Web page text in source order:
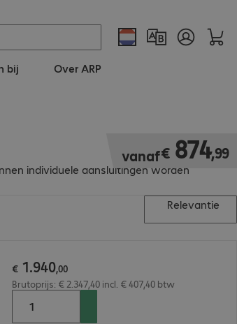
bij Over ARP
individuele aansluitingen worden
vanaf€ 874,99
€ 874,99
Relevantie
€ 1.940,00
Brutoprijs: € 2.347,40 incl. € 407,40 btw